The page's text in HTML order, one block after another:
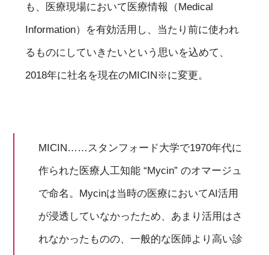
も、医療現場において医療情報（Medical
Information）を有効活用し、当たり前に使われ
るものにしていきたいという思いを込めて、
2018年に社名を現在のMICIN※に変更。
MICIN……スタンフォード大学で1970年代に
作られた医療人工知能 “Mycin” のオマージュ
で命名。Mycinは当時の医療においてAI活用
が浸透していなかったため、あまり活用はさ
れなかったものの、一般的な医師より高い診